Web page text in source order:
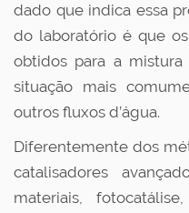
dado que indica essa
do laboratório é que
obtidos para a
situação mais
outros fluxos d’água.
Diferentemente dos
catalisadores
materiais,